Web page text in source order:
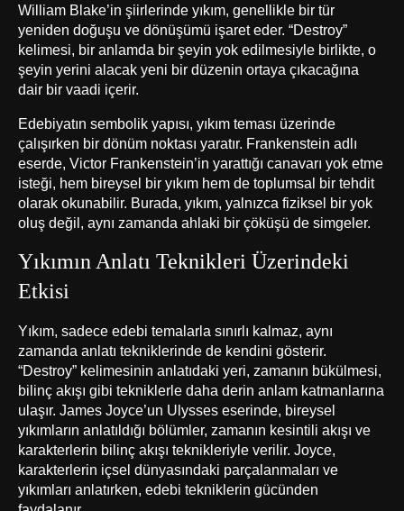
William Blake’in şiirlerinde yıkım, genellikle bir tür
yeniden doğuşu ve dönüşümü işaret eder. “Destroy”
kelimesi, bir anlamda bir şeyin yok edilmesiyle birlikte, o
şeyin yerini alacak yeni bir düzenin ortaya çıkacağına
dair bir vaadi içerir.
Edebiyatın sembolik yapısı, yıkım teması üzerinde
çalışırken bir dönüm noktası yaratır. Frankenstein adlı
eserde, Victor Frankenstein’in yarattığı canavarı yok etme
isteği, hem bireysel bir yıkım hem de toplumsal bir tehdit
olarak okunabilir. Burada, yıkım, yalnızca fiziksel bir yok
oluş değil, aynı zamanda ahlaki bir çöküşü de simgeler.
Yıkımın Anlatı Teknikleri Üzerindeki
Etkisi
Yıkım, sadece edebi temalarla sınırlı kalmaz, aynı
zamanda anlatı tekniklerinde de kendini gösterir.
“Destroy” kelimesinin anlatıdaki yeri, zamanın bükülmesi,
bilinç akışı gibi tekniklerle daha derin anlam katmanlarına
ulaşır. James Joyce’un Ulysses eserinde, bireysel
yıkımların anlatıldığı bölümler, zamanın kesintili akışı ve
karakterlerin bilinç akışı teknikleriyle verilir. Joyce,
karakterlerin içsel dünyasındaki parçalanmaları ve
yıkımları anlatırken, edebi tekniklerin gücünden